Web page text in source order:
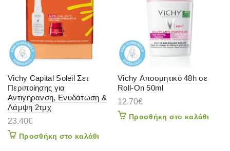
Vichy Capital Soleil Σετ
Περιποίησης για
Αντιγήρανση, Ενυδάτωση &
Λάμψη 2τμχ
23.40€
Προσθήκη στο καλάθι
Vichy Αποσμητικό 48h σε
Roll-On 50ml
12.70€
Προσθήκη στο καλάθι